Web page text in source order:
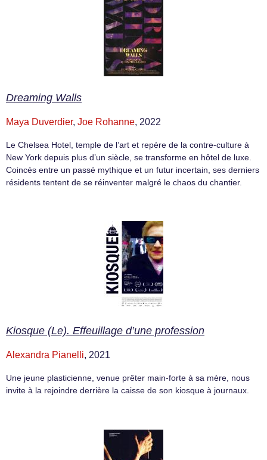
Dreaming Walls
Maya Duverdier, Joe Rohanne, 2022
Le Chelsea Hotel, temple de l’art et repère de la contre-culture à
New York depuis plus d’un siècle, se transforme en hôtel de luxe.
Coincés entre un passé mythique et un futur incertain, ses derniers
résidents tentent de se réinventer malgré le chaos du chantier.
Kiosque (Le). Effeuillage d’une profession
Alexandra Pianelli, 2021
Une jeune plasticienne, venue prêter main-forte à sa mère, nous
invite à la rejoindre derrière la caisse de son kiosque à journaux.